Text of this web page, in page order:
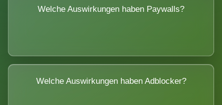
Welche Auswirkungen haben Paywalls?
Welche Auswirkungen haben Adblocker?